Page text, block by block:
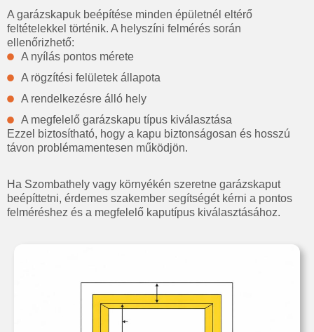
A garázskapuk beépítése minden épületnél eltérő
feltételekkel történik. A helyszíni felmérés során
ellenőrizhető:
A nyílás pontos mérete
A rögzítési felületek állapota
A rendelkezésre álló hely
A megfelelő garázskapu típus kiválasztása
Ezzel biztosítható, hogy a kapu biztonságosan és hosszú
távon problémamentesen működjön.
Ha Szombathely vagy környékén szeretne garázskaput
beépíttetni, érdemes szakember segítségét kérni a pontos
felméréshez és a megfelelő kaputípus kiválasztásához.